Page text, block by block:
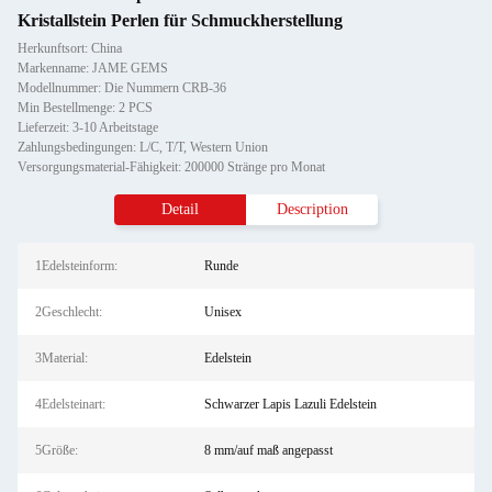
Kristallstein Perlen für Schmuckherstellung
Herkunftsort: China
Markenname: JAME GEMS
Modellnummer: Die Nummern CRB-36
Min Bestellmenge: 2 PCS
Lieferzeit: 3-10 Arbeitstage
Zahlungsbedingungen: L/C, T/T, Western Union
Versorgungsmaterial-Fähigkeit: 200000 Stränge pro Monat
Detail Description
1Edelsteinform: Runde
2Geschlecht: Unisex
3Material: Edelstein
4Edelsteinart: Schwarzer Lapis Lazuli Edelstein
5Größe: 8 mm/auf maß angepasst